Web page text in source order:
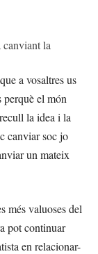
la
a vosaltres us
perquè el món
la idea i la
canviar soc jo
un mateix
més valuoses del
pot continuar
en relacionar-